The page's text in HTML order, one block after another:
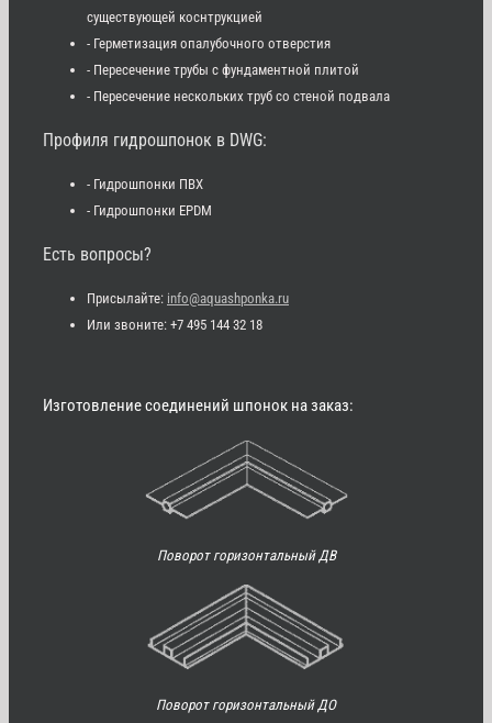
существующей коснтрукцией
- Герметизация опалубочного отверстия
- Пересечение трубы с фундаментной плитой
- Пересечение нескольких труб со стеной подвала
Профиля гидрошпонок в DWG:
- Гидрошпонки ПВХ
- Гидрошпонки EPDM
Есть вопросы?
Присылайте: info@aquashponka.ru
Или звоните: +7 495 144 32 18
Изготовление соединений шпонок на заказ:
Поворот горизонтальный ДВ
Поворот горизонтальный ДО